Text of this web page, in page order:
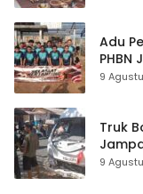
Adu
PHBN
9
Truk
Titik
9